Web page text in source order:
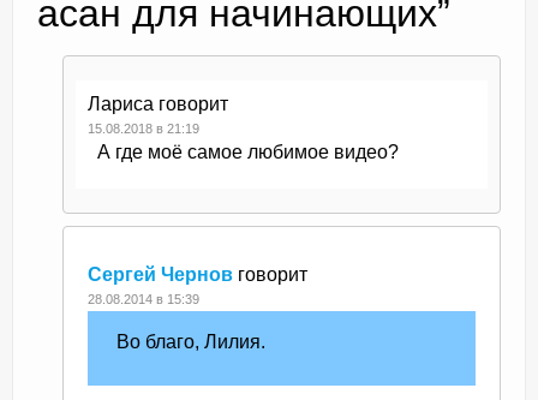
асан для начинающих”
Лариса говорит
15.08.2018 в 21:19
А где моё самое любимое видео?
Сергей Чернов говорит
28.08.2014 в 15:39
Во благо, Лилия.